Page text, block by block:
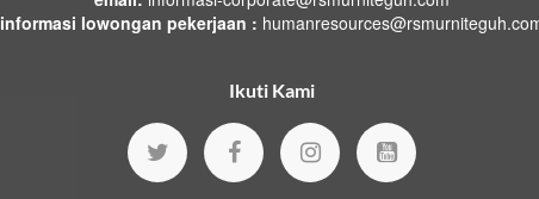
informasi lowongan pekerjaan :
Ikuti Kami